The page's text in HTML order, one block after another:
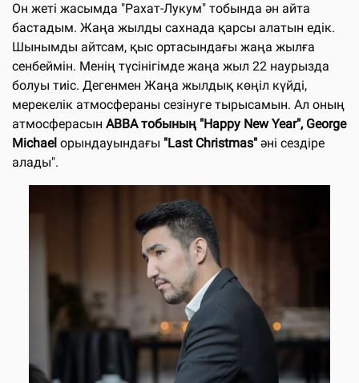
Он жеті жасымда "Рахат-Лукум" тобында ән айта
бастадым. Жаңа жылды сахнада қарсы алатын едік.
Шынымды айтсам, қыс ортасындағы жаңа жылға
сенбеймін. Менің түсінігімде жаңа жыл 22 наурызда
болуы тиіс. Дегенмен Жаңа жылдық көңіл күйді,
мерекелік атмосфераны сезінуге тырысамын. Ал оның
атмосферасын ABBA тобының "Happy New Year", George
Michael орындауындағы "Last Christmas" әні сездіре
алады".